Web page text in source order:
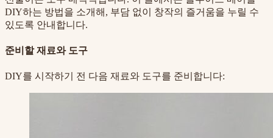
DIY하는 방법을 소개해, 부담 없이 창작의 즐거움을 누릴 수
있도록 안내합니다.
준비할 재료와 도구
DIY를 시작하기 전 다음 재료와 도구를 준비합니다: